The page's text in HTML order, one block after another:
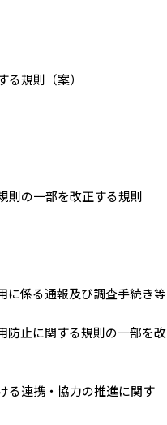
規則（案）
則の一部を改正する規則
に係る通報及び調査手続き等
防止に関する規則の一部を改
る連携・協力の推進に関す